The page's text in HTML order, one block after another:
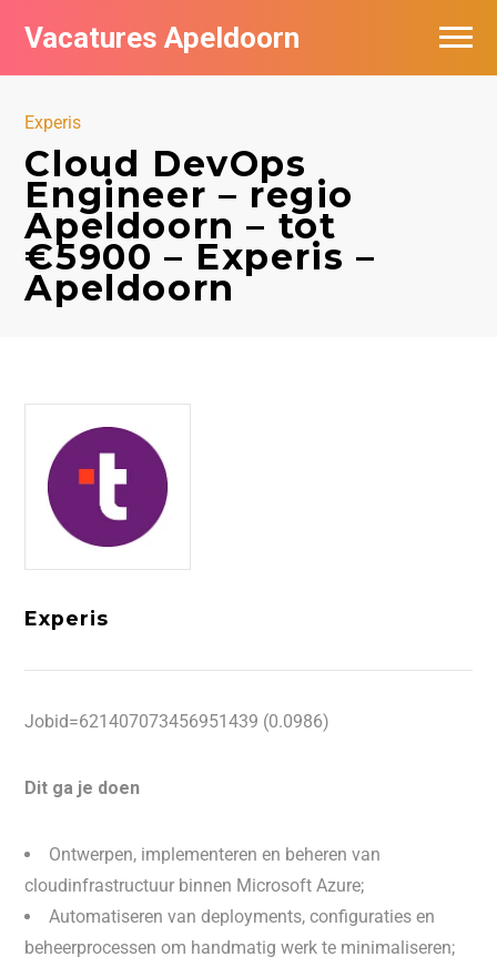
Vacatures Apeldoorn
Experis
Cloud DevOps
Engineer – regio
Apeldoorn – tot
€5900 – Experis –
Apeldoorn
Experis
Jobid=621407073456951439 (0.0986)
Dit ga je doen
Ontwerpen, implementeren en beheren van
cloudinfrastructuur binnen Microsoft Azure;
Automatiseren van deployments, configuraties en
beheerprocessen om handmatig werk te minimaliseren;
Vacatures per bedrijf
De populairste vacatures in Apeldoorn
Nieuwsbrief feed